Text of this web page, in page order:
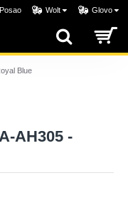
Posao Wolt Glovo
Blue
AH305 -